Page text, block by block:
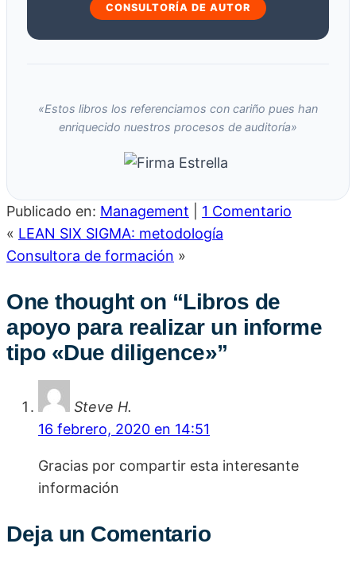
CONSULTORÍA DE AUTOR
«Estos libros los referenciamos con cariño pues han
enriquecido nuestros procesos de auditoría»
Publicado en: Management
1 Comentario
« LEAN SIX SIGMA: metodología
Consultora de formación »
One thought on “Libros de
apoyo para realizar un informe
tipo «Due diligence»”
Steve H.
16 febrero, 2020 en 14:51
Gracias por compartir esta interesante
información
Deja un Comentario